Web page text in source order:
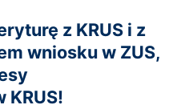
z KRUS i z
wniosku w ZUS,
KRUS!